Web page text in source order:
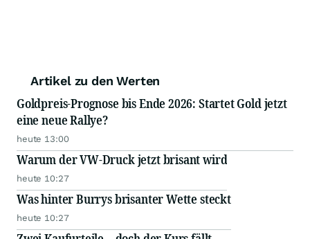
Artikel zu den Werten
Goldpreis-Prognose bis Ende 2026: Startet Gold jetzt
eine neue Rallye?
heute 13:00
Warum der VW-Druck jetzt brisant wird
heute 10:27
Was hinter Burrys brisanter Wette steckt
heute 10:27